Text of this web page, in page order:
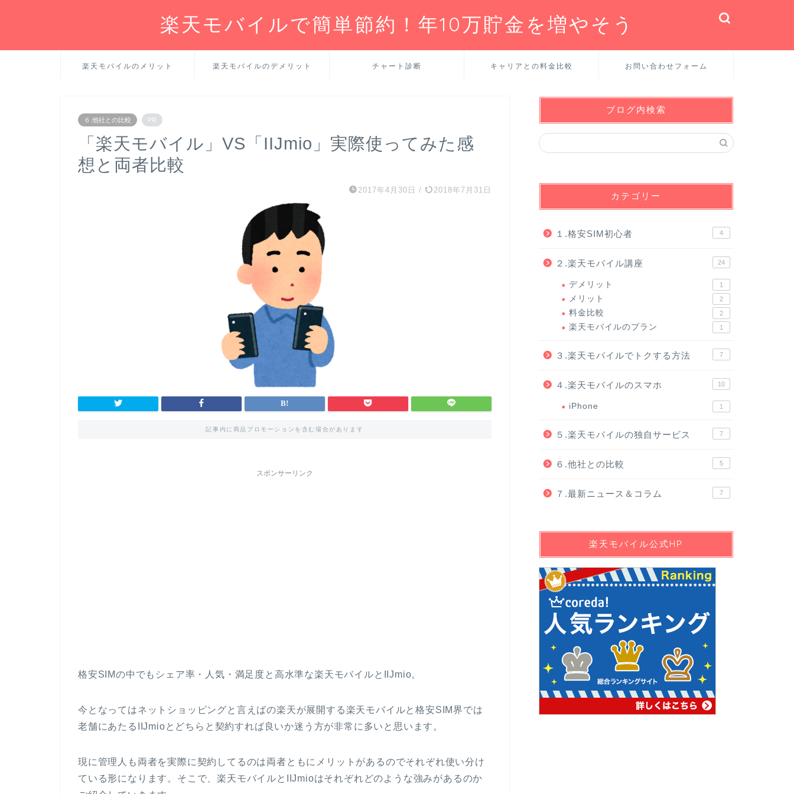
楽天モバイルで簡単節約！年10万貯金を増やそう
楽天モバイルのメリット 楽天モバイルのデメリット チャート診断 キャリアとの料金比較 お問い合わせフォーム
６.他社との比較 PR
「楽天モバイル」VS「IIJmio」実際使ってみた感
想と両者比較
2017年4月30日 / 2018年7月31日
記事内に商品プロモーションを含む場合があります
スポンサーリンク
格安SIMの中でもシェア率・人気・満足度と高水準な楽天モバイルとIIJmio。
今となってはネットショッピングと言えばの楽天が展開する楽天モバイルと格安SIM界では
老舗にあたるIIJmioとどちらと契約すれば良いか迷う方が非常に多いと思います。
現に管理人も両者を実際に契約してるのは両者ともにメリットがあるのでそれぞれ使い分け
ている形になります。そこで、楽天モバイルとIIJmioはそれぞれどのような強みがあるのか
ブログ内検索
カテゴリー
１.格安SIM初心者 4
２.楽天モバイル講座 24
デメリット 1
メリット 2
料金比較 2
楽天モバイルのプラン 1
３.楽天モバイルでトクする方法 7
４.楽天モバイルのスマホ 10
iPhone 1
５.楽天モバイルの独自サービス 7
６.他社との比較 5
７.最新ニュース＆コラム 7
楽天モバイル公式HP